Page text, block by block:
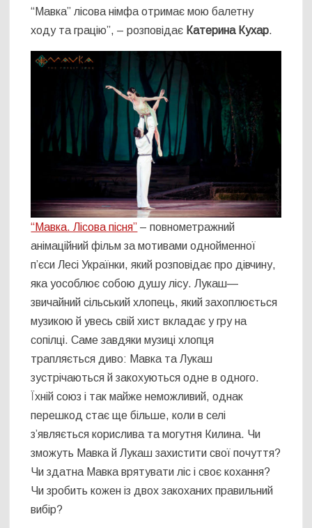
“Мавка” лісова німфа отримає мою балетну
ходу та грацію”, – розповідає Катерина Кухар.
“Мавка. Лісова пісня” – повнометражний
анімаційний фільм за мотивами однойменної
п’єси Лесі Українки, який розповідає про дівчину,
яка уособлює собою душу лісу. Лукаш—
звичайний сільський хлопець, який захоплюється
музикою й увесь свій хист вкладає у гру на
сопілці. Саме завдяки музиці хлопця
трапляється диво: Мавка та Лукаш
зустрічаються й закохуються одне в одного.
Їхній союз і так майже неможливий, однак
перешкод стає ще більше, коли в селі
з’являється корислива та могутня Килина. Чи
зможуть Мавка й Лукаш захистити свої почуття?
Чи здатна Мавка врятувати ліс і своє кохання?
Чи зробить кожен із двох закоханих правильний
вибір?